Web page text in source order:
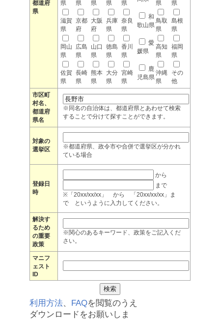
都道府
県
県
県
県
県
県
県
県
滋賀
県
京都
府
大阪
府
兵庫
県
奈良
県
和
歌山県
鳥取
県
島根
県
岡山
県
広島
県
山口
県
徳島
県
香川
県
愛
媛県
高知
県
福岡
県
佐賀
県
長崎
県
熊本
県
大分
県
宮崎
県
鹿
児島県
沖縄
県
その
他
市区町
村名、
都道府
県名
※同名の自治体は、都道府県とあわせて検索
することで分けて探すことができます。
対象の
選挙区
※都道府県、政令市や合併で選挙区が分かれ
ている場合
登録日
時
から
まで
※「20xx/xx/xx」 から 「20xx/xx/xx」ま
で というように入力してください。
解決す
るため
の重要
政策
※関心のあるキーワード、政策をご記入くだ
さい。
マニフ
ェスト
ID
利用方法、 FAQを閲覧のうえ
ダウンロードをお願いしま